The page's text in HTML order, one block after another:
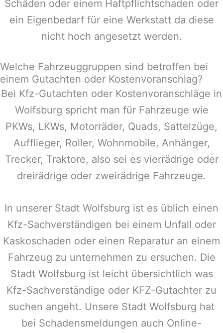
Schäden oder einem Haftpflichtschaden oder
ein Eigenbedarf für eine Werkstatt da diese
nicht hoch angesetzt werden.
Welche Fahrzeuggruppen sind betroffen bei
einem Gutachten oder Kostenvoranschlag?
Bei Kfz-Gutachten oder Kostenvoranschläge in
Wolfsburg spricht man für Fahrzeuge wie
PKWs, LKWs, Motorräder, Quads, Sattelzüge,
Aufflieger, Roller, Wohnmobile, Anhänger,
Trecker, Traktore, also sei es vierrädrige oder
dreirädrige oder zweirädrige Fahrzeuge.
In unserer Stadt Wolfsburg ist es üblich einen
Kfz-Sachverständigen bei einem Unfall oder
Kaskoschaden oder einen Reparatur an einem
Fahrzeug zu unternehmen zu ersuchen. Die
Stadt Wolfsburg ist leicht übersichtlich was
Kfz-Sachverständige oder KFZ-Gutachter zu
suchen angeht. Unsere Stadt Wolfsburg hat
bei Schadensmeldungen auch Online-